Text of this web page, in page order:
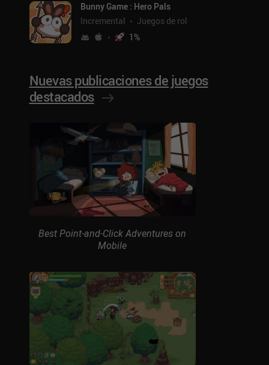
Bunny Game : Hero Pals
Incremental
Juegos de rol
1%
Nuevas publicaciones de juegos
destacados
Best Point-and-Click Adventures on
Mobile